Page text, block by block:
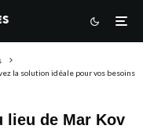
la solution idéale pour vos besoins
lieu de Mar Kov